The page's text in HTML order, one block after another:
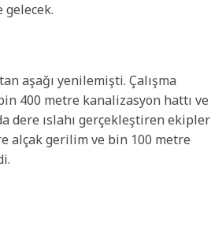
aşağı yenilemişti. Çalışma
400 metre kanalizasyon hattı ve
dere ıslahı gerçekleştiren ekipler
alçak gerilim ve bin 100 metre